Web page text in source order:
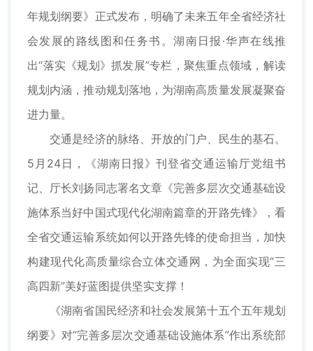
年规划纲要》正式发布，明确了未来五年全省经济社
会发展的路线图和任务书。湖南日报·华声在线推
出“落实《规划》抓发展”专栏，聚焦重点领域，解读
规划内涵，推动规划落地，为湖南高质量发展凝聚奋
进力量。
交通是经济的脉络、开放的门户、民生的基石。
5月24日，《湖南日报》刊登省交通运输厅党组书
记、厅长刘扬同志署名文章《完善多层次交通基础设
施体系当好中国式现代化湖南篇章的开路先锋》，看
全省交通运输系统如何以开路先锋的使命担当，加快
构建现代化高质量综合立体交通网，为全面实现“三
高四新”美好蓝图提供坚实支撑！
《湖南省国民经济和社会发展第十五个五年规划
纲要》对“完善多层次交通基础设施体系”作出系统部